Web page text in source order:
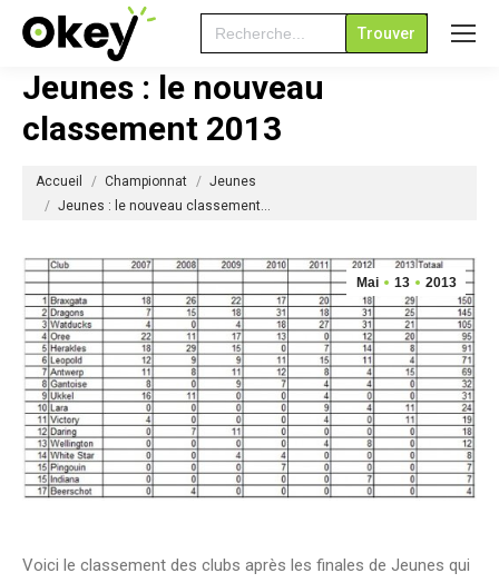
Search
for:
Jeunes : le nouveau
classement 2013
Accueil Championnat
Jeunes
Jeunes : le nouveau classement…
Mai 13 2013
Voici le classement des clubs après les finales de Jeunes qui